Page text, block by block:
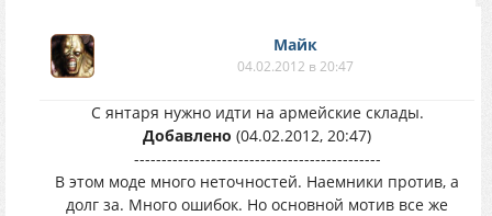
Майк
04.02.2012 в 20:47
C янтаря нужно идти на армейские склады.
Добавлено (04.02.2012, 20:47)
---------------------------------------------
В этом моде много неточностей. Наемники против, а
долг за. Много ошибок. Но основной мотив все же